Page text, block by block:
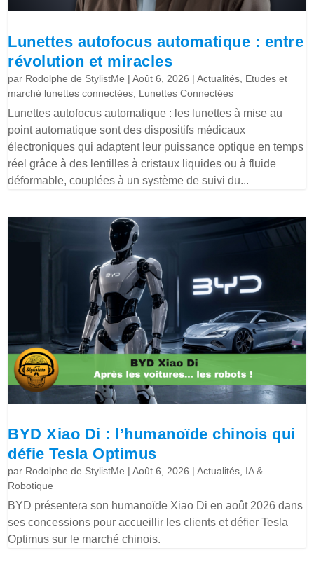
Lunettes autofocus automatique : entre
révolution et miracles
par Rodolphe de StylistMe |Août 6, 2026 |Actualités Etudes et
marché lunettes connectées Lunettes Connectées
Lunettes autofocus automatique : les lunettes à mise au
point automatique sont des dispositifs médicaux
électroniques qui adaptent leur puissance optique en temps
réel grâce à des lentilles à cristaux liquides ou à fluide
déformable, couplées à un système de suivi du...
BYD Xiao Di : l’humanoïde chinois qui
défie Tesla Optimus
par Rodolphe de StylistMe |Août 6, 2026 |Actualités IA &
Robotique
BYD présentera son humanoïde Xiao Di en août 2026 dans
ses concessions pour accueillir les clients et défier Tesla
Optimus sur le marché chinois.